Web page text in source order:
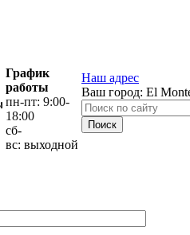
График
работы
пн-пт: 9:00-
18:00
сб-
вс: выходной
Наш адрес
Ваш город: El